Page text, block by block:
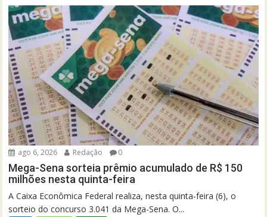
ago 6, 2026 Redação 0
Mega-Sena sorteia prêmio acumulado de R$ 150
milhões nesta quinta-feira
A Caixa Econômica Federal realiza, nesta quinta-feira (6), o
sorteio do concurso 3.041 da Mega-Sena. O...